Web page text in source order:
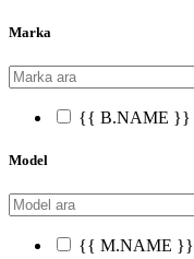
Marka
{{ B.NAME }}
Model
{{ M.NAME }}